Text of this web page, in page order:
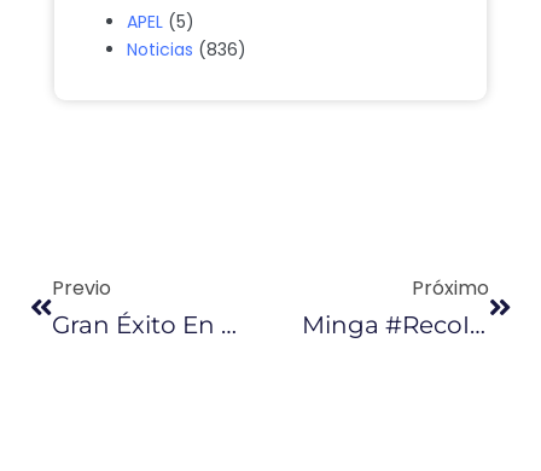
APEL (5)
Noticias (836)
Previo
Gran Éxito En La Minga De Limpieza Y Conservación #RECOILxElAgua En Salinas
Próximo
Minga #RecoILxElAgua En La Playa De Chulluype: Se Retiran 376 Kilogramos De Residuos En Una Exitosa Jornada De Limpieza